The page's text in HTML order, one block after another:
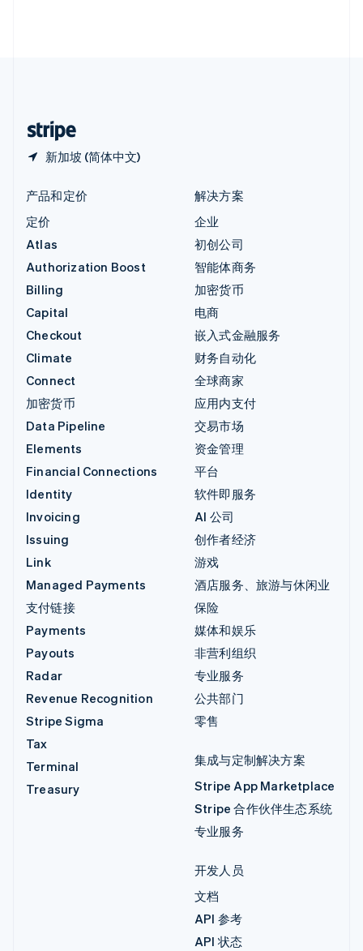
新加坡 (简体中文)
产品和定价
定价
Atlas
Authorization Boost
Billing
Capital
Checkout
Climate
Connect
加密货币
Data Pipeline
Elements
Financial Connections
Identity
Invoicing
Issuing
Link
Managed Payments
支付链接
Payments
Payouts
Radar
Revenue Recognition
Stripe Sigma
Tax
Terminal
Treasury
解决方案
企业
初创公司
智能体商务
加密货币
电商
嵌入式金融服务
财务自动化
全球商家
应用内支付
交易市场
资金管理
平台
软件即服务
AI 公司
创作者经济
游戏
酒店服务、旅游与休闲业
保险
媒体和娱乐
非营利组织
专业服务
公共部门
零售
集成与定制解决方案
Stripe App Marketplace
Stripe 合作伙伴生态系统
专业服务
开发人员
文档
API 参考
API 状态